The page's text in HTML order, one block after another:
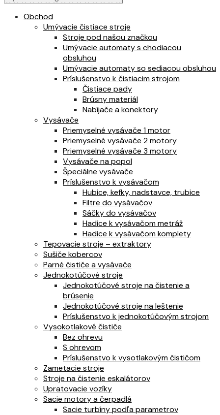
Obchod
Umývacie čistiace stroje
Stroje pod našou značkou
Umývacie automaty s chodiacou
obsluhou
Umývacie automaty so sediacou obsluhou
Príslušenstvo k čistiacim strojom
Čistiace pady
Brúsny materiál
Nabíjače a konektory
Vysávače
Priemyselné vysávače 1 motor
Priemyselné vysávače 2 motory
Priemyselné vysávače 3 motory
Vysávače na popol
Špeciálne vysávače
Príslušenstvo k vysávačom
Hubice, kefky, nadstavce, trubice
Filtre do vysávačov
Sáčky do vysávačov
Hadice k vysávačom metráž
Hadice k vysávačom komplety
Tepovacie stroje – extraktory
Sušiče kobercov
Parné čističe a vysávače
Jednokotúčové stroje
Jednokotúčové stroje na čistenie a
brúsenie
Jednokotúčové stroje na leštenie
Príslušenstvo k jednokotúčovým strojom
Vysokotlakové čističe
Bez ohrevu
S ohrevom
Príslušenstvo k vysotlakovým čističom
Zametacie stroje
Stroje na čistenie eskalátorov
Upratovacie vozíky
Sacie motory a čerpadlá
Sacie turbíny podľa parametrov